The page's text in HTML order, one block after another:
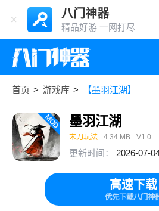
八门神器
精品好游 一网打尽
首页 > 游戏库 > 【墨羽江湖】
墨羽江湖
末刀玩法 4.34 MB V1.0
更新时间： 2026-07-
高速下载
优先下载八门神